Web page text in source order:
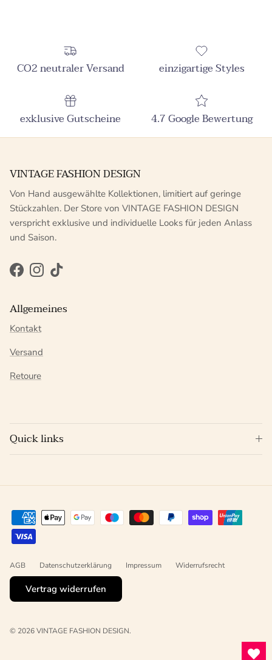
CO2 neutraler Versand einzigartige Styles
exklusive Gutscheine 4.7 Google Bewertung
VINTAGE FASHION DESIGN
Von Hand ausgewählte Kollektionen, limitiert auf geringe
Stückzahlen. Der Store von VINTAGE FASHION DESIGN
verspricht exklusive und individuelle Looks für jeden Anlass
und Saison.
FacebookInstagram
TikTok
Allgemeines
Kontakt
Versand
Retoure
Quick links
AGB Datenschutzerklärung Impressum Widerrufsrecht
Vertrag widerrufen
© 2026VINTAGE FASHION DESIGN.